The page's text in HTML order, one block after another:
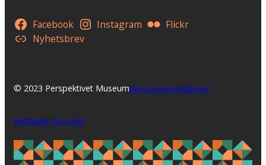
Facebook Instagram
Flickr
Nyhetsbrev
© 2023 Perspektivet MuseumPersonvernerklæring
Nettsider fra Gnist